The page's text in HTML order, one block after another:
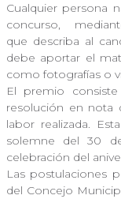
Cualquier persona
concurso,
que describa al
debe aportar el
como fotografías o
El premio
resolución en nota
labor realizada.
solemne del 30
celebración del
Las postulaciones
del Concejo